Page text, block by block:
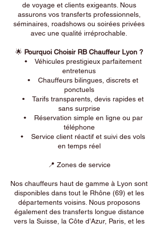
de voyage et clients exigeants. Nous
assurons vos transferts professionnels,
séminaires, roadshows ou soirées privées
avec une qualité irréprochable.
🌟 Pourquoi Choisir RB Chauffeur Lyon ?
• Véhicules prestigieux parfaitement
entretenus
• Chauffeurs bilingues, discrets et
ponctuels
• Tarifs transparents, devis rapides et
sans surprise
• Réservation simple en ligne ou par
téléphone
• Service client réactif et suivi des vols
en temps réel
📍 Zones de service
Nos chauffeurs haut de gamme à Lyon sont
disponibles dans tout le Rhône (69) et les
départements voisins. Nous proposons
également des transferts longue distance
vers la Suisse, la Côte d’Azur, Paris, et les